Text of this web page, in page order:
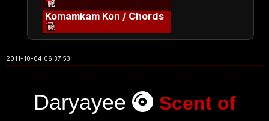
Komamkam Kon / Chords
2011-10-04 06:37:53
Daryayee Scent of